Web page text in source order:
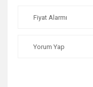
Fiyat Alarmı
Yorum Yap